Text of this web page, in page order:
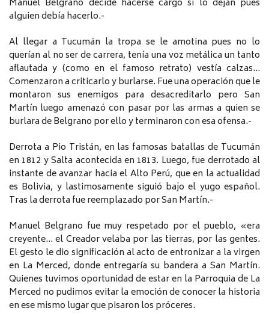
Manuel Belgrano decide hacerse cargo si lo dejan pues
alguien debía hacerlo.-
Al llegar a Tucumán la tropa se le amotina pues no lo
querían al no ser de carrera, tenía una voz metálica un tanto
aflautada y (como en el famoso retrato) vestía calzas…
Comenzaron a criticarlo y burlarse. Fue una operación que le
montaron sus enemigos para desacreditarlo pero San
Martín luego amenazó con pasar por las armas a quien se
burlara de Belgrano por ello y terminaron con esa ofensa.-
Derrota a Pio Tristán, en las famosas batallas de Tucumán
en 1812 y Salta acontecida en 1813. Luego, fue derrotado al
instante de avanzar hacia el Alto Perú, que en la actualidad
es Bolivia, y lastimosamente siguió bajo el yugo español.
Tras la derrota fue reemplazado por San Martín.-
Manuel Belgrano fue muy respetado por el pueblo, «era
creyente… el Creador velaba por las tierras, por las gentes.
El gesto le dio significación al acto de entronizar a la virgen
en La Merced, donde entregaría su bandera a San Martín.
Quienes tuvimos oportunidad de estar en la Parroquia de La
Merced no pudimos evitar la emoción de conocer la historia
en ese mismo lugar que pisaron los próceres.